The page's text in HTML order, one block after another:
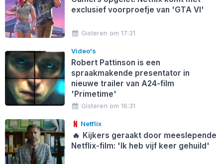
exclusief voorproefje van 'GTA VI'
Gisteren om 17:31
Video's
Robert Pattinson is een
spraakmakende presentator in
nieuwe trailer van A24-film
'Primetime'
Gisteren om 16:31
Netflix
🔥 Kijkers geraakt door meeslepende
Netflix-film: 'Ik heb vijf keer gehuild'